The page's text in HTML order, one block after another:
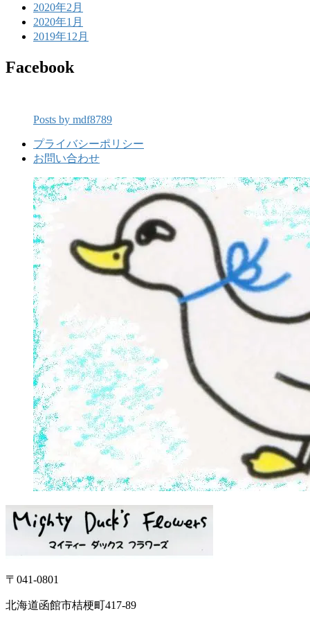
2020年2月
2020年1月
2019年12月
Facebook
Posts by mdf8789
プライバシーポリシー
お問い合わせ
〒041-0801
北海道函館市桔梗町417-89